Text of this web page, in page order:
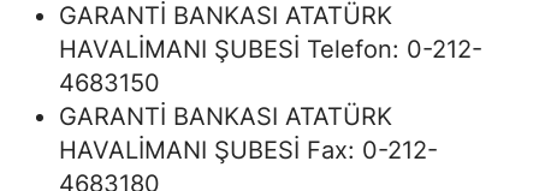
GARANTİ BANKASI ATATÜRK
HAVALİMANI ŞUBESİ Telefon: 0-212-
4683150
GARANTİ BANKASI ATATÜRK
HAVALİMANI ŞUBESİ Fax: 0-212-
4683180